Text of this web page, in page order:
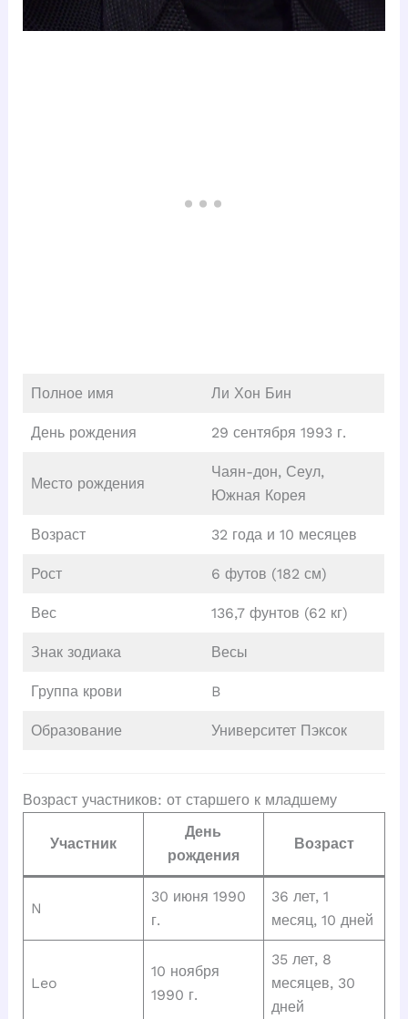
Полное имя Ли Хон Бин
День рождения 29 сентября 1993 г.
Место рождения
Чаян-дон, Сеул,
Южная Корея
Возраст 32 года и 10 месяцев
Рост 6 футов (182 см)
Вес 136,7 фунтов (62 кг)
Знак зодиака Весы
Группа крови B
Образование Университет Пэксок
Возраст участников: от старшего к младшему
Участник
День
рождения
Возраст
N
30 июня 1990
г.
36 лет, 1
месяц, 10 дней
Leo
10 ноября
1990 г.
35 лет, 8
месяцев, 30
дней